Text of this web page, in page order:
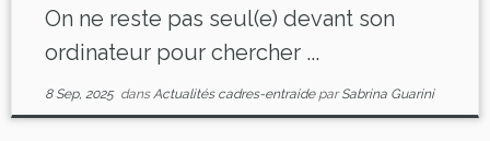
simulation […]
On ne reste pas seul(e) devant son
ordinateur pour chercher ...
8 Sep, 2025dansActualités cadres-entraide parSabrina Guarini